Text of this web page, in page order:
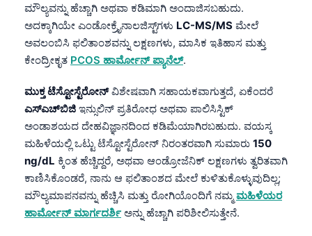
ಮೌಲ್ಯವನ್ನು ಹೆಚ್ಚಾಗಿ ಅಥವಾ ಕಡಿಮಾಗಿ ಅಂದಾಜಿಸಬಹುದು.
ಅದಕ್ಕಾಗಿಯೇ ಎಂಡೋಕ್ರೈನಾಲಜಿಸ್ಟ್‌ಗಳು LC-MS/MS ಮೇಲೆ
ಅವಲಂಬಿಸಿ ಫಲಿತಾಂಶವನ್ನು ಲಕ್ಷಣಗಳು, ಮಾಸಿಕ ಇತಿಹಾಸ ಮತ್ತು
ಕೇಂದ್ರೀಕೃತ PCOS ಹಾರ್ಮೋನ್ ಪ್ಯಾನೆಲ್.
ಮುಕ್ತ ಟೆಸ್ಟೋಸ್ಟೆರೋನ್ವಿಶೇಷವಾಗಿ ಸಹಾಯಕವಾಗುತ್ತದೆ, ಏಕೆಂದರೆ
ಎಸ್‌ಎಚ್‌ಬಿಜಿ ಇನ್ಸುಲಿನ್ ಪ್ರತಿರೋಧ ಅಥವಾ ಪಾಲಿಸಿಸ್ಟಿಕ್
ಅಂಡಾಶಯದ ದೇಹವಿಜ್ಞಾನದಿಂದ ಕಡಿಮೆಯಾಗಿರಬಹುದು. ವಯಸ್ಕ
ಮಹಿಳೆಯಲ್ಲಿ ಒಟ್ಟು ಟೆಸ್ಟೋಸ್ಟೆರೋನ್ ನಿರಂತರವಾಗಿ ಸುಮಾರು 150
ng/dL ಕ್ಕಿಂತ ಹೆಚ್ಚಿದ್ದರೆ, ಅಥವಾ ಆಂಡ್ರೋಜೆನಿಕ್ ಲಕ್ಷಣಗಳು ತ್ವರಿತವಾಗಿ
ಕಾಣಿಸಿಕೊಂಡರೆ, ನಾನು ಆ ಫಲಿತಾಂಶದ ಮೇಲೆ ಕುಳಿತುಕೊಳ್ಳುವುದಿಲ್ಲ;
ಮೌಲ್ಯಮಾಪನವನ್ನು ಹೆಚ್ಚಿಸಿ ಮತ್ತು ರೋಗಿಯೊಂದಿಗೆ ನಮ್ಮ ಮಹಿಳೆಯರ
ಹಾರ್ಮೋನ್ ಮಾರ್ಗದರ್ಶಿ ಅನ್ನು ಹೆಚ್ಚಾಗಿ ಪರಿಶೀಲಿಸುತ್ತೇನೆ.
Кыргызча
Татар теле
Беларуская мова
Frysk
Ślōnskŏ gŏdka
Norsk bokmål